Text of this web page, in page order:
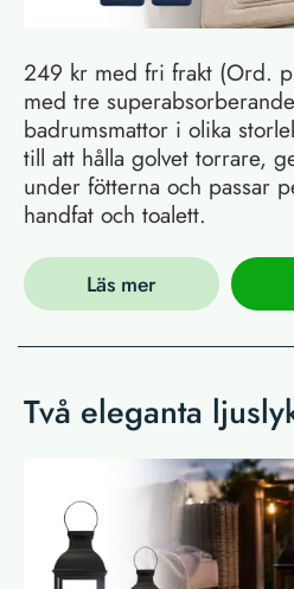
249 kr med fri frakt (Ord.
med tre
badrumsmattor i olika
till att hålla golvet torrare,
under fötterna och passar
handfat och toalett.
Läs mer
Två eleganta